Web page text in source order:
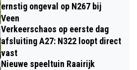
ernstig ongeval op N267 bij
Veen
Verkeerschaos op eerste dag
afsluiting A27: N322 loopt direct
vast
Nieuwe speeltuin Raairijk